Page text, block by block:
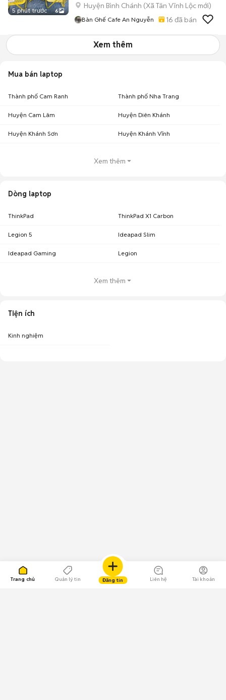
Trang chủ Quản lý tin Đăng tin Liên hệ Tài khoản
5 phút trước 6
Huyện Bình Chánh (Xã Tân Vĩnh Lộc mới)
Bàn Ghế Cafe An Nguyễn 16 đã bán
Xem thêm
Mua bán laptop
Thành phố Cam Ranh Thành phố Nha Trang
Huyện Cam Lâm Huyện Diên Khánh
Huyện Khánh Sơn Huyện Khánh Vĩnh
Xem thêm
Dòng laptop
ThinkPad ThinkPad X1 Carbon
Legion 5 Ideapad Slim
Ideapad Gaming Legion
Xem thêm
Tiện ích
Kinh nghiệm